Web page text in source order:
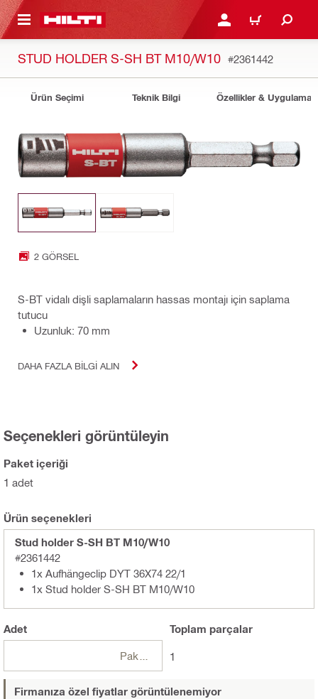
GEÇ GIRIŞ YAP YA DA KAYIT
SEPET
STUD HOLDER S-SH BT M10/W10 #2361442
Ürün Seçimi Teknik Bilgi Özellikler &
2 GÖRSEL
S-BT vidalı dişli saplamaların hassas montajı için saplama
tutucu
Uzunluk: 70 mm
DAHA FAZLA BILGI ALIN
Seçenekleri görüntüleyin
Paket içeriği
1 adet
Ürün seçenekleri
Stud holder S-SH BT M10/W10
#2361442
1x Aufhängeclip DYT 36X74 22/1
1x Stud holder S-SH BT M10/W10
Adet Toplam parçalar
1
Firmanıza özel fiyatlar görüntülenemiyor